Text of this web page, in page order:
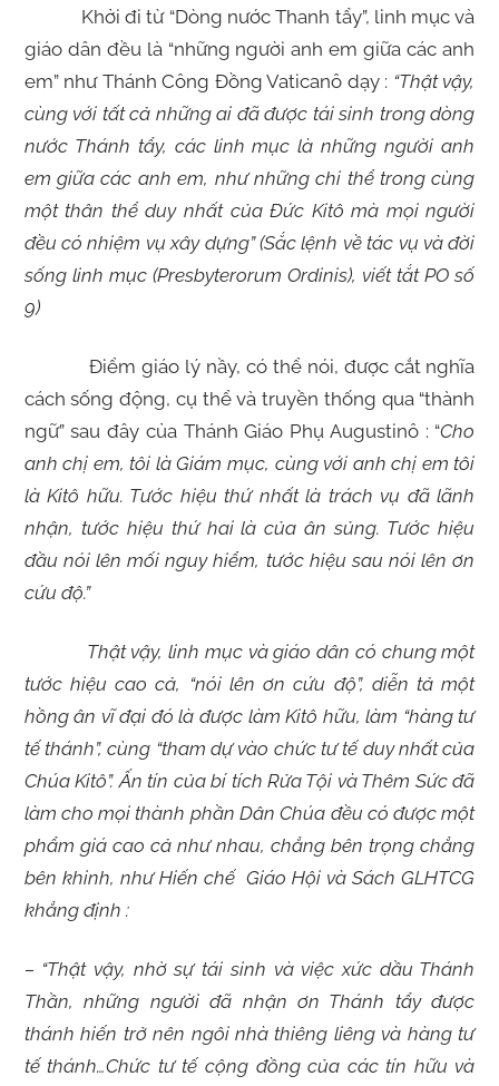
Khởi đi từ “Dòng nước Thanh tẩy”, linh mục và
giáo dân đều là “những người anh em giữa các anh
em” như Thánh Công Đồng Vaticanô dạy : “Thật vậy,
cùng với tất cả những ai đã được tái sinh trong dòng
nước Thánh tẩy, các linh mục là những người anh
em giữa các anh em, như những chi thể trong cùng
một thân thể duy nhất của Đức Kitô mà mọi người
đều có nhiệm vụ xây dựng” (Sắc lệnh về tác vụ và đời
sống linh mục (Presbyterorum Ordinis), viết tắt PO số
9)
Điểm giáo lý nầy, có thể nói, được cắt nghĩa
cách sống động, cụ thể và truyền thống qua “thành
ngữ” sau đây của Thánh Giáo Phụ Augustinô : “Cho
anh chị em, tôi là Giám mục, cùng với anh chị em tôi
là Kitô hữu. Tước hiệu thứ nhất là trách vụ đã lãnh
nhận, tước hiệu thứ hai là của ân sủng. Tước hiệu
đầu nói lên mối nguy hiểm, tước hiệu sau nói lên ơn
cứu độ.”
Thật vậy, linh mục và giáo dân có chung một
tước hiệu cao cả, “nói lên ơn cứu độ”, diễn tả một
hồng ân vĩ đại đó là được làm Kitô hữu, làm “hàng tư
tế thánh”, cùng “tham dự vào chức tư tế duy nhất của
Chúa Kitô”. Ấn tín của bí tích Rửa Tội và Thêm Sức đã
làm cho mọi thành phần Dân Chúa đều có được một
phẩm giá cao cả như nhau, chẳng bên trọng chẳng
bên khinh, như Hiến chế Giáo Hội và Sách GLHTCG
khẳng định :
– “Thật vậy, nhờ sự tái sinh và việc xức dầu Thánh
Thần, những người đã nhận ơn Thánh tẩy được
thánh hiến trở nên ngôi nhà thiêng liêng và hàng tư
tế thánh…Chức tư tế cộng đồng của các tín hữu và